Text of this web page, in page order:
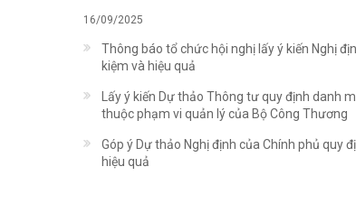
16/09/2025
Thông báo tổ chức hội nghị lấy ý kiến Nghị
kiệm và hiệu quả
Lấy ý kiến Dự thảo Thông tư quy định danh
thuộc phạm vi quản lý của Bộ Công Thương
Góp ý Dự thảo Nghị định của Chính phủ quy
hiệu quả